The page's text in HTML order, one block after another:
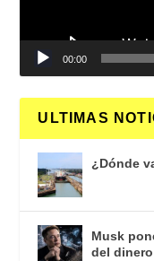
00:00
ULTIMAS
¿Dónde
Musk
del dinero